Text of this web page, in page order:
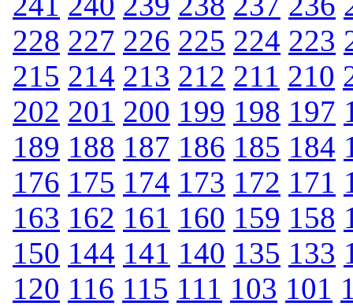
228 227 226 225 224 223
215 214 213 212 211 210
202 201 200 199 198 197
189 188 187 186 185 184
176 175 174 173 172 171
163 162 161 160 159 158
150 144 141 140 135 133
120 116 115 111 103 101